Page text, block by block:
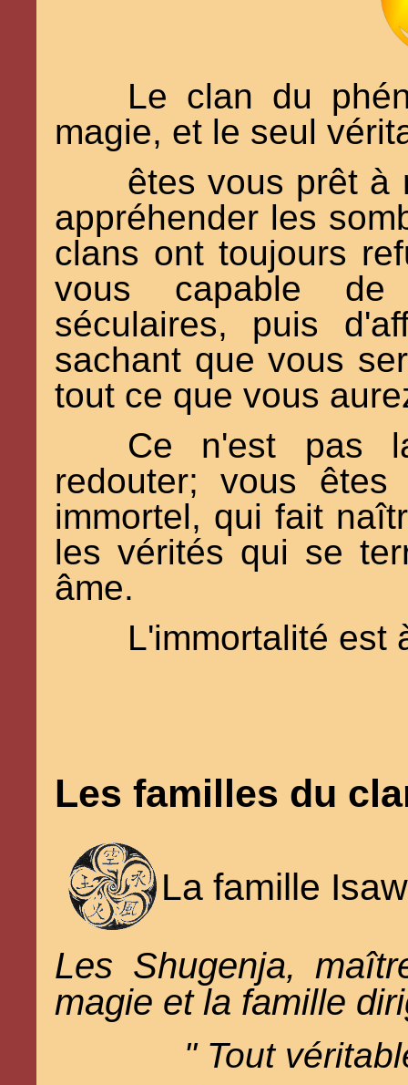
Le clan du
magie, et le seul
êtes vous prêt à
appréhender les
clans ont toujours
vous capable de
séculaires, puis
sachant que vous
tout ce que vous
Ce n'est pas
redouter; vous
immortel, qui fait
les vérités qui se
âme.
L'immortalité est
Les familles du
La famille
Les Shugenja,
magie et la famille
" Tout